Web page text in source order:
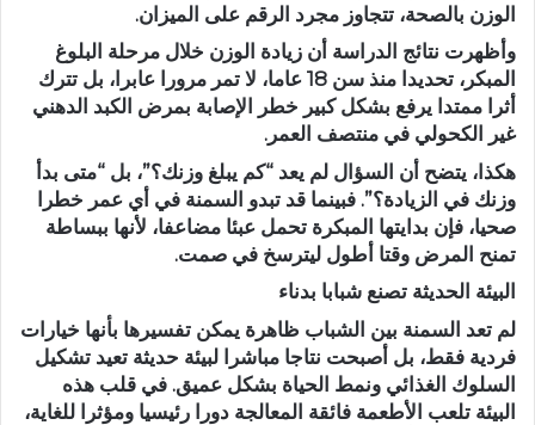
الوزن بالصحة، تتجاوز مجرد الرقم على الميزان.
وأظهرت نتائج الدراسة أن زيادة الوزن خلال مرحلة البلوغ
المبكر، تحديدا منذ سن 18 عاما، لا تمر مرورا عابرا، بل تترك
أثرا ممتدا يرفع بشكل كبير خطر الإصابة بمرض الكبد الدهني
غير الكحولي في منتصف العمر.
هكذا، يتضح أن السؤال لم يعد “كم يبلغ وزنك؟”، بل “متى بدأ
وزنك في الزيادة؟”. فبينما قد تبدو السمنة في أي عمر خطرا
صحيا، فإن بدايتها المبكرة تحمل عبئا مضاعفا، لأنها ببساطة
تمنح المرض وقتا أطول ليترسخ في صمت.
البيئة الحديثة تصنع شبابا بدناء
لم تعد السمنة بين الشباب ظاهرة يمكن تفسيرها بأنها خيارات
فردية فقط، بل أصبحت نتاجا مباشرا لبيئة حديثة تعيد تشكيل
السلوك الغذائي ونمط الحياة بشكل عميق. في قلب هذه
البيئة تلعب الأطعمة فائقة المعالجة دورا رئيسيا ومؤثرا للغاية،